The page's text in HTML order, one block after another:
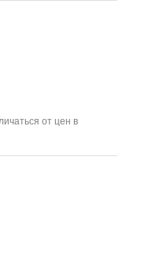
от цен в